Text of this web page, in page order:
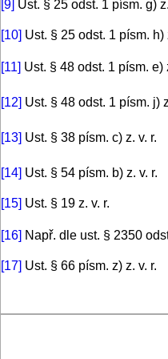
[9] Ust. § 25 odst. 1 písm. g)
[10] Ust. § 25 odst. 1 písm. h)
[11] Ust. § 48 odst. 1 písm. e)
[12] Ust. § 48 odst. 1 písm. j)
[13] Ust. § 38 písm. c) z. v. r.
[14] Ust. § 54 písm. b) z. v. r.
[15] Ust. § 19 z. v. r.
[16] Např. dle ust. § 2350
[17] Ust. § 66 písm. z) z. v. r.